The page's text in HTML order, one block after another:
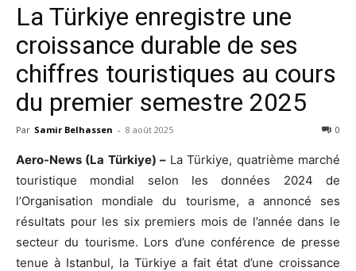
La Türkiye enregistre une
croissance durable de ses
chiffres touristiques au cours
du premier semestre 2025
Par Samir Belhassen - 8 août 2025 0
Aero-News (La Türkiye) – La Türkiye, quatrième marché
touristique mondial selon les données 2024 de
l’Organisation mondiale du tourisme, a annoncé ses
résultats pour les six premiers mois de l’année dans le
secteur du tourisme. Lors d’une conférence de presse
tenue à Istanbul, la Türkiye a fait état d’une croissance